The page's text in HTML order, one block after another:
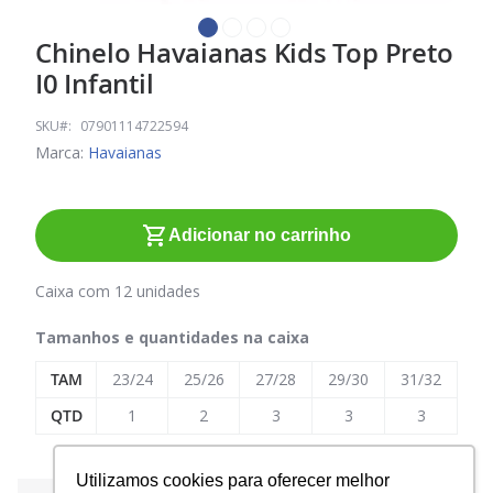
Utilizamos cookies para oferecer melhor
Saltar
para
o
início
da
imagens
Chinelo Havaianas Kids Top Preto
I0 Infantil
SKU 07901114722594
Marca: Havaianas
Adicionar no carrinho
Caixa com 12 unidades
Tamanhos e quantidades na caixa
TAM
23/24 25/26 27/28 29/30
31/32
QTD
1 2 3 3 3